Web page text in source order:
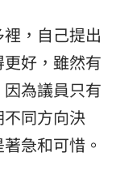
，自己提出
好，雖然有
為議員只有
同方向決
急和可惜。